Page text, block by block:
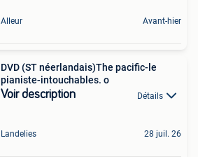
Alleur Avant-hier
DVD (ST néerlandais)The pacific-le
pianiste-intouchables. o
Voir description Détails
Landelies 28 juil. 26